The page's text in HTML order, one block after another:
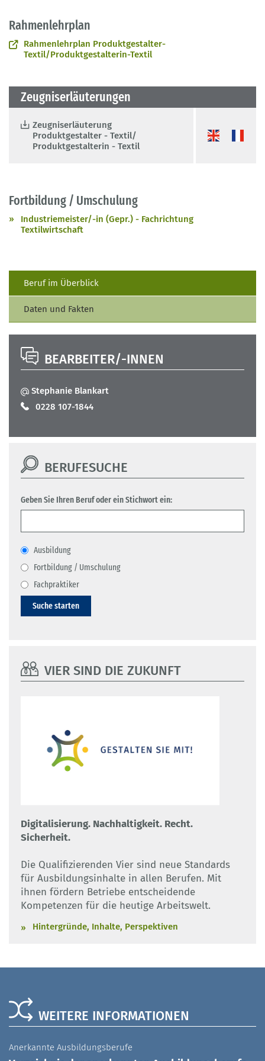
Rahmenlehrplan
Rahmenlehrplan Produktgestalter-
Textil/Produktgestalterin-Textil
Zeugniserläuterungen
Zeugniserläuterung
Produktgestalter - Textil/
Produktgestalterin - Textil
Fortbildung / Umschulung
Industriemeister/-in (Gepr.) - Fachrichtung
Textilwirtschaft
Beruf im Überblick
Daten und Fakten
BEARBEITER/-INNEN
Stephanie Blankart
0228 107-1844
BERUFESUCHE
Geben Sie Ihren Beruf oder ein Stichwort ein:
Ausbildung
Fortbildung / Umschulung
Fachpraktiker
Suche starten
VIER SIND DIE ZUKUNFT
Digitalisierung. Nachhaltigkeit. Recht.
Sicherheit.
Die Qualifizierenden Vier sind neue Standards
für Ausbildungsinhalte in allen Berufen. Mit
ihnen fördern Betriebe entscheidende
Kompetenzen für die heutige Arbeitswelt.
Hintergründe, Inhalte, Perspektiven
WEITERE INFORMATIONEN
Anerkannte Ausbildungsberufe